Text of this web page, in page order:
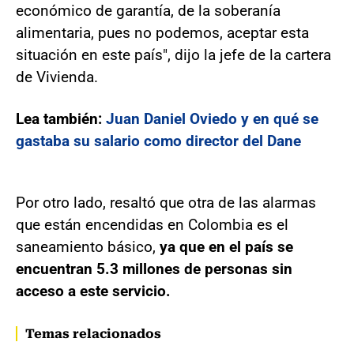
económico de garantía, de la soberanía
alimentaria, pues no podemos, aceptar esta
situación en este país", dijo la jefe de la cartera
de Vivienda.
Lea también: Juan Daniel Oviedo y en qué se
gastaba su salario como director del Dane
Por otro lado, resaltó que otra de las alarmas
que están encendidas en Colombia es el
saneamiento básico, ya que en el país se
encuentran 5.3 millones de personas sin
acceso a este servicio.
Temas relacionados